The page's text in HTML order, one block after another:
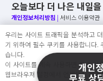
오늘보다 더 나은 내일
개인정보처리방침 | 서비스 이용약관
○ 개인정보보호 컴플라이언스를 선
○ 정보주체의 권리를 보장하겠습니
○ 기업의 개인정보보호를 위한 효율
우리는 사이트 트래픽을 분석하고
기 위하여 필수 쿠키를 사용합니다.
습니다.
이 사이트를 계속 사용하면 쿠키 사
웹브라우져 설정에서 언제든지 쿠키
개인
무료 상